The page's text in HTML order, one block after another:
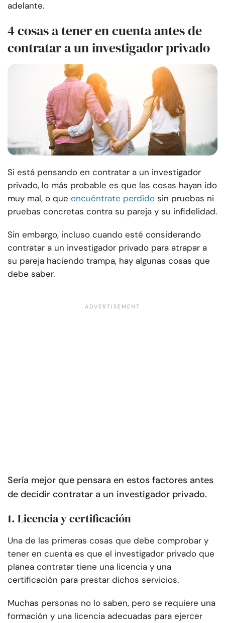
adelante.
4 cosas a tener en cuenta antes de
contratar a un investigador privado
Si está pensando en contratar a un investigador
privado, lo más probable es que las cosas hayan ido
muy mal, o que encuéntrate perdido sin pruebas ni
pruebas concretas contra su pareja y su infidelidad.
Sin embargo, incluso cuando esté considerando
contratar a un investigador privado para atrapar a
su pareja haciendo trampa, hay algunas cosas que
debe saber.
Sería mejor que pensara en estos factores antes
de decidir contratar a un investigador privado.
1. Licencia y certificación
Una de las primeras cosas que debe comprobar y
tener en cuenta es que el investigador privado que
planea contratar tiene una licencia y una
certificación para prestar dichos servicios.
Muchas personas no lo saben, pero se requiere una
formación y una licencia adecuadas para ejercer